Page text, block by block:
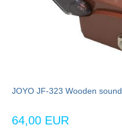
JOYO JF-323 Wooden sound
64,00 EUR